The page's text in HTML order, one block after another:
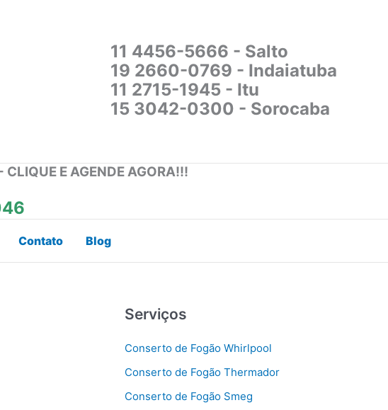
11 4456-5666 - Salto
19 2660-0769 - Indaiatuba
11 2715-1945 - Itu
15 3042-0300 - Sorocaba
E AGENDE AGORA!!!
Contato Blog
Serviços
Conserto de Fogão Whirlpool
Conserto de Fogão Thermador
Conserto de Fogão Smeg